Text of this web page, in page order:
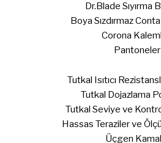
Dr.Blade Sıyırma
Boya Sızdırmaz
Corona
Pantoneler
Tutkal Isıtıcı
Tutkal Dojazlama
Tutkal Seviye ve
Hassas Teraziler ve
Üçgen